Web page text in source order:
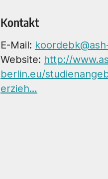
Kontakt
E-Mail:
Website: http://
berlin.eu/
erzieh…